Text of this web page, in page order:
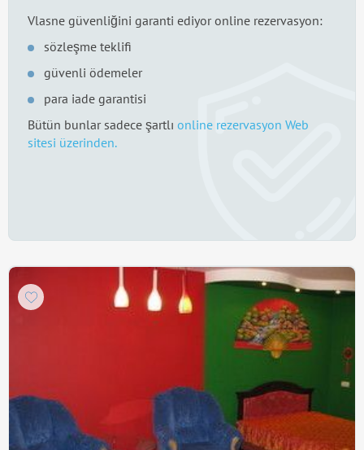
Vlasne güvenliğini garanti ediyor online rezervasyon:
sözleşme teklifi
güvenli ödemeler
para iade garantisi
Bütün bunlar sadece şartlı online rezervasyon Web
sitesi üzerinden.